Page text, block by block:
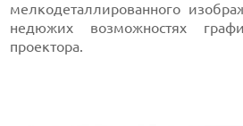
мелкодеталлированного
недюжих возможностях
проектора.